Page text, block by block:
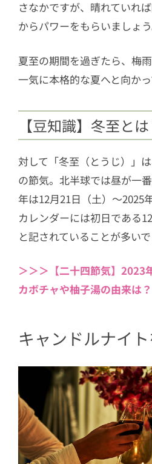
さなかですが、晴れていれ
からパワーをもらいましょう
夏至の期間を過ぎたら、梅
一気に本格的な夏へと向かっ
【豆知識】冬至とは
対して「冬至（とうじ）」
の節気。北半球では昼が一
年は12月21日（土）〜2025
カレンダーには初日である
と記されていることが多いで
＞＞＞【二十四節気】2023
カボチャや柚子湯の由来は？
キャンドルナイ